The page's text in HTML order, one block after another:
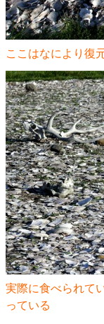
ここはなにより復
実際に食べられて
っている